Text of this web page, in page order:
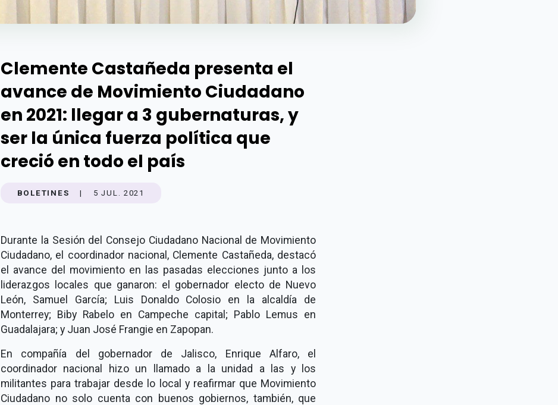
Clemente Castañeda presenta el
avance de Movimiento Ciudadano
en 2021: llegar a 3 gubernaturas, y
ser la única fuerza política que
creció en todo el país
BOLETINES | 5 JUL. 2021
Durante la Sesión del Consejo Ciudadano Nacional de Movimiento
Ciudadano, el coordinador nacional, Clemente Castañeda, destacó
el avance del movimiento en las pasadas elecciones junto a los
liderazgos locales que ganaron: el gobernador electo de Nuevo
León, Samuel García; Luis Donaldo Colosio en la alcaldía de
Monterrey; Biby Rabelo en Campeche capital; Pablo Lemus en
Guadalajara; y Juan José Frangie en Zapopan.
En compañía del gobernador de Jalisco, Enrique Alfaro, el
coordinador nacional hizo un llamado a la unidad a las y los
militantes para trabajar desde lo local y reafirmar que Movimiento
Ciudadano no solo cuenta con buenos gobiernos, también, que